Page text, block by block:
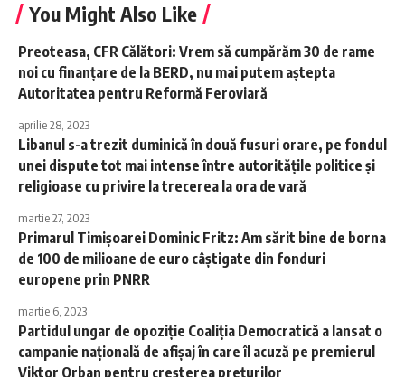
You Might Also Like
Preoteasa, CFR Călători: Vrem să cumpărăm 30 de rame
noi cu finanţare de la BERD, nu mai putem aştepta
Autoritatea pentru Reformă Feroviară
aprilie 28, 2023
Libanul s-a trezit duminică în două fusuri orare, pe fondul
unei dispute tot mai intense între autorităţile politice şi
religioase cu privire la trecerea la ora de vară
martie 27, 2023
Primarul Timişoarei Dominic Fritz: Am sărit bine de borna
de 100 de milioane de euro câştigate din fonduri
europene prin PNRR
martie 6, 2023
Partidul ungar de opoziţie Coaliţia Democratică a lansat o
campanie naţională de afişaj în care îl acuză pe premierul
Viktor Orban pentru creşterea preţurilor